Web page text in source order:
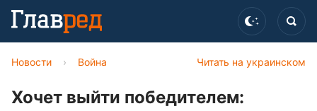
Читать на украинском
Новости › Война
Хочет выйти победителем: